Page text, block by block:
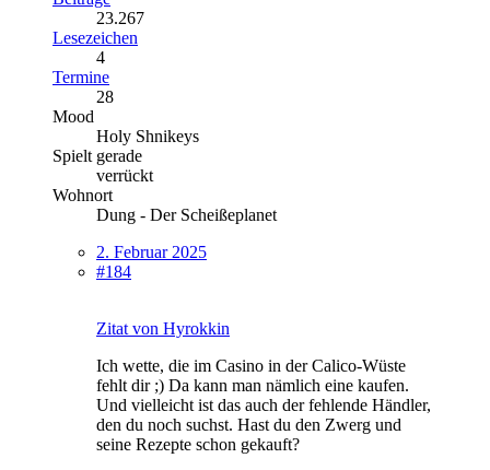
23.267
Lesezeichen
4
Termine
28
Mood
Holy Shnikeys
Spielt gerade
verrückt
Wohnort
Dung - Der Scheißeplanet
2. Februar 2025
#184
Zitat von Hyrokkin
Ich wette, die im Casino in der Calico-Wüste
fehlt dir ;) Da kann man nämlich eine kaufen.
Und vielleicht ist das auch der fehlende Händler,
den du noch suchst. Hast du den Zwerg und
seine Rezepte schon gekauft?